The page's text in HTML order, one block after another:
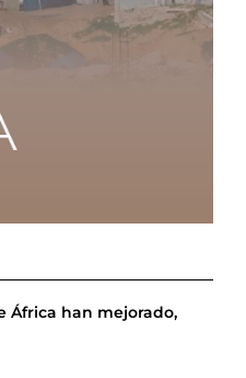
África han mejorado,